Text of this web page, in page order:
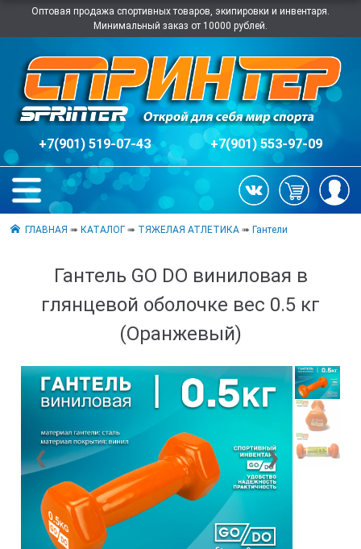
Оптовая продажа спортивных товаров, экипировки и инвентаря.
Минимальный заказ от 10000 рублей.
+7(901) 519-07-43 +7(901) 553-97-09
ГЛАВНАЯ ➠КАТАЛОГ ➠ ТЯЖЕЛАЯ АТЛЕТИКА ➠Гантели
Гантель GO DO виниловая в
глянцевой оболочке вес 0.5 кг
(Оранжевый)
❮ ❯